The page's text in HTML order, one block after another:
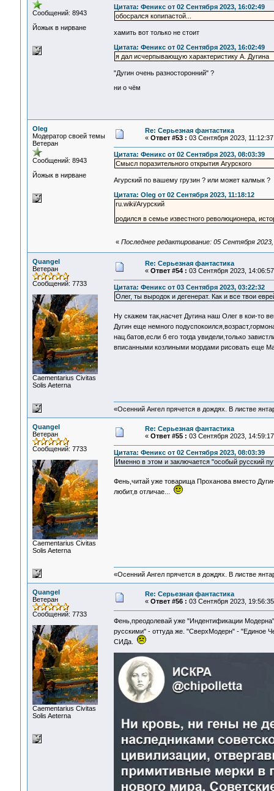
Сообщений: 8943
Йожык в нирване
Цитата: Феникс от 02 Сентября 2023, 16:02:49
обосрался копипастой...
хамить вот только не стоит
Цитата: Феникс от 02 Сентября 2023, 16:02:49
я дал исчерпывающую характеристику А. Дугина
"Дугин очень разносторонний" ?
ни о чём
Oleg
Модератор своей темы
Ветеран
Сообщений: 8943
Йожык в нирване
Re: Серьезная фантастика
« Ответ #53 : 03 Сентября 2023,
Цитата: Феникс от 02 Сентября 2023, 08:03:39
Смысл поразительного открытия Агурского
Агурский по вашему грузин ? или может калмык ?
Цитата: Oleg от 02 Сентября 2023, 11:18:12
ru.wiki/Агурский
родился в семье известного революционера,
« Последнее редактирование: 05 Сентября
Quangel
Ветеран
Сообщений: 7733
Сaementarius Civitas
Solis Aeterna
Re: Серьезная фантастика
« Ответ #54 : 03 Сентября 2023,
Цитата: Феникс от 03 Сентября 2023, 03:22:32
Олег, ты выродок и дегенерат. Как и все твои
Ну скажем так,насчет Дугина наш Олег в кои-то
Дугин еще немного
нац.батов,если б его тогда увидели,только
вписанными козлиными мордами рисовать еще
«Осенний Ангел прячется в дождях. В листве
Quangel
Ветеран
Сообщений: 7733
Сaementarius Civitas
Solis Aeterna
Re: Серьезная фантастика
« Ответ #55 : 03 Сентября 2023,
Цитата: Феникс от 02 Сентября 2023, 08:03:39
Именно в этом и заключается "особый русский
Фень,читай уже товарища Проханова вместо
любит,в отличае...
«Осенний Ангел прячется в дождях. В листве
Quangel
Ветеран
Сообщений: 7733
Сaementarius Civitas
Solis Aeterna
Re: Серьезная фантастика
« Ответ #56 : 03 Сентября 2023,
Фень,преодолевай уже "Индентификации
русскими" - оттуда же. "СверхМодерн" - "Единое
СИДа.